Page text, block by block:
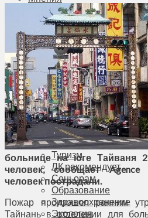
Вильнюс
Клайпеда
Висагинас
Регионы
Соседи
Транспорт
Выбор читателей
Калейдоскоп
Армия
Сейм Литвы
Культура
Больше
Фоторепортаж
Туризм
ЛК рекомендует
Сеньорам
Образование
Здравоохранение
Экология
больнице на юге Тайваня
человек, сообщает Agence
человек пострадали.
Пожар произошел ранним
Тайнань в отделении для